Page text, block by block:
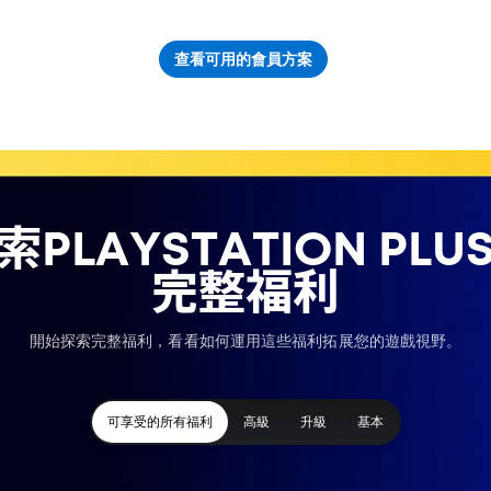
查看可用的會員方案
PLAYSTATION
完整福利
開始探索完整福利，看看如何運用這些福利拓展您的遊戲視野。
可享受的所有福利 高級 升級 基本